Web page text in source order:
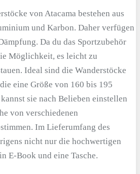
von Atacama bestehen aus
und Karbon. Daher verfügen
Da du das Sportzubehör
Möglichkeit, es leicht zu
Ideal sind die Wanderstöcke
eine Größe von 160 bis 195
sie nach Belieben einstellen
von verschiedenen
Im Lieferumfang des
nicht nur die hochwertigen
E-Book und eine Tasche.